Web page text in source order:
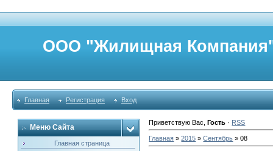
ООО "Жилищная
Главная Регистрация Вход
Меню Сайта
Главная страница
Приветствую Вас ,Гость · RSS
Главная »2015 » Сентябрь » 08